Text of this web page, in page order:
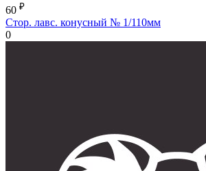
60 ₽
Стор. лавс. конусный № 1/110мм
0